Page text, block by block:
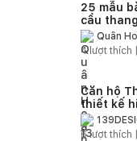
25 mẫu
cầu
diện tích
quên
Quân
4lượt thích |
Căn hộ
thiết kế
thuật
6lượt thích |